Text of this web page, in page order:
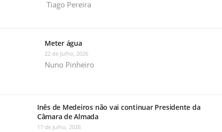
Tiago Pereira
Meter água
22 de Julho, 2026
Nuno Pinheiro
Inês de Medeiros não vai continuar Presidente da
Câmara de Almada
17 de Julho, 2026